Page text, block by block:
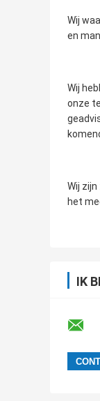
Wij
en
Wij
onze
Wij
het
IK